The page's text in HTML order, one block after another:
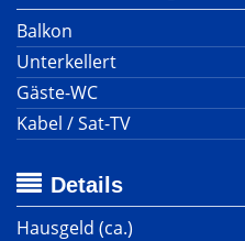
Balkon
Unterkellert
Gäste-WC
Kabel / Sat-TV
Details
Hausgeld (ca.)